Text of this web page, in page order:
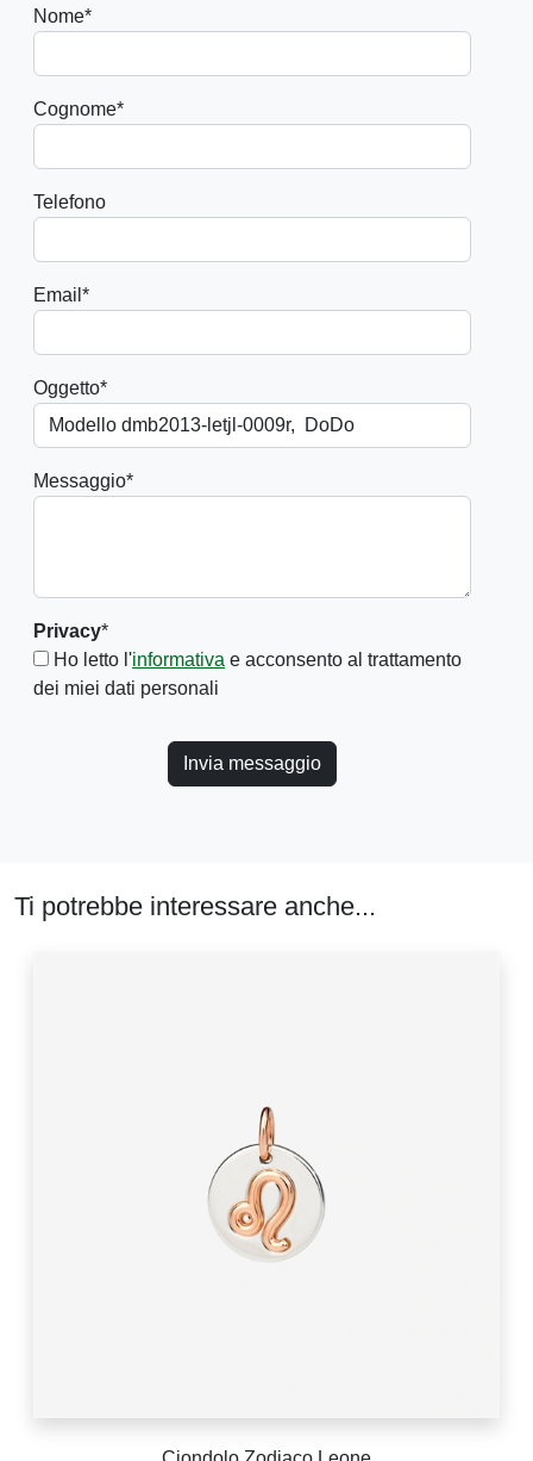
Nome*
Cognome*
Telefono
Email *
Oggetto*
Messaggio*
Privacy*
Ho letto l'informativa e acconsento al trattamento
dei miei dati personali
Invia messaggio
Ti potrebbe interessare anche...